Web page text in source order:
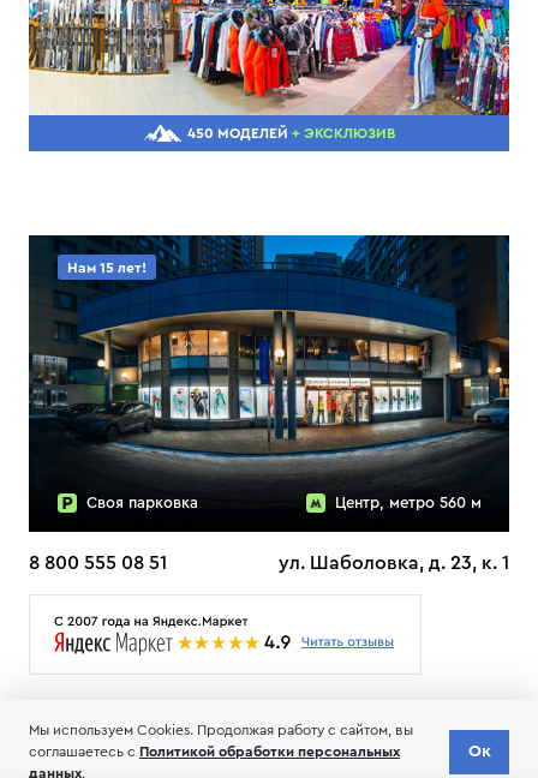
450 МОДЕЛЕЙ + ЭКСКЛЮЗИВ
Нам 15 лет!
Своя парковка Центр, метро 560 м
8 800 555 08 51 ул. Шаболовка, д. 23, к. 1
© 2006-2026 Пределанет
Мы используем Cookies. Продолжая работу с сайтом, вы
соглашаетесь с Политикой обработки персональных
данных.
Ок